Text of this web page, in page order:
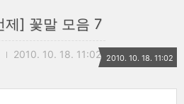
제] 꽃말 모음 7
2010. 10. 18. 11:02 2010. 10. 18. 11:02